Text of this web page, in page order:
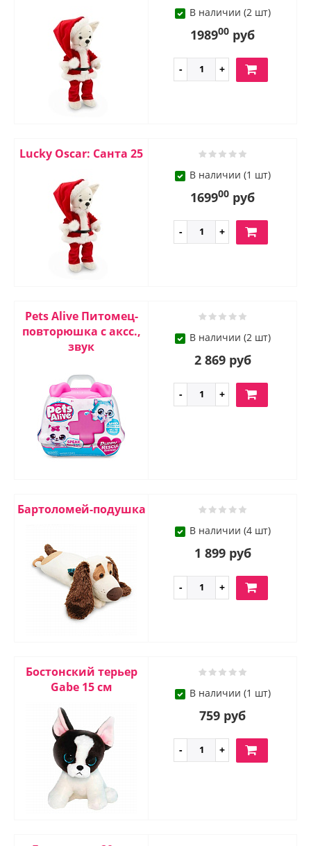
В наличии (2 шт)
198900 руб
Lucky Oscar: Санта 25
В наличии (1 шт)
169900 руб
Pets Alive Питомец-
повторюшка с аксс.,
звук
В наличии (2 шт)
2 869 руб
Бартоломей-подушка
В наличии (4 шт)
1 899 руб
Бостонский терьер
Gabe 15 см
В наличии (1 шт)
759 руб